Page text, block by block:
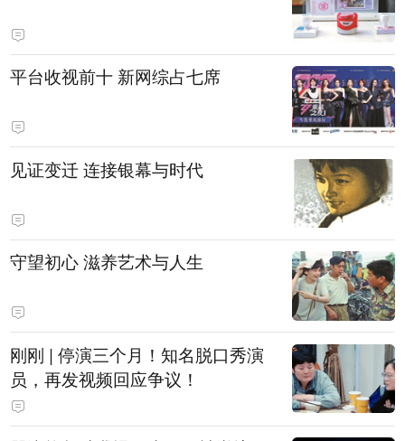
平台收视前十 新网综占七席
见证变迁 连接银幕与时代
守望初心 滋养艺术与人生
刚刚 | 停演三个月！知名脱口秀演
员，再发视频回应争议！